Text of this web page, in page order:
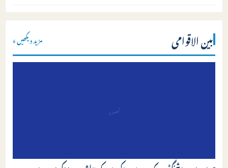
بین الاقوامی مزید دیکھیں »
تصویر